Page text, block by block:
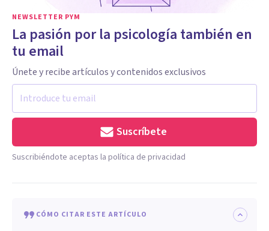
NEWSLETTER PYM
La pasión por la psicología también en
tu email
Únete y recibe artículos y contenidos exclusivos
Suscríbete
Suscribiéndote aceptas la política de privacidad
CÓMO CITAR ESTE ARTÍCULO